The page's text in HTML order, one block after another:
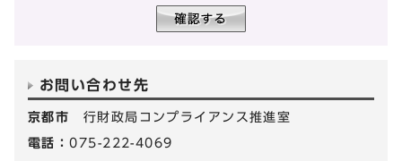
お問い合わせ先
京都市 行財政局コンプライアンス推進室
電話：075-222-4069